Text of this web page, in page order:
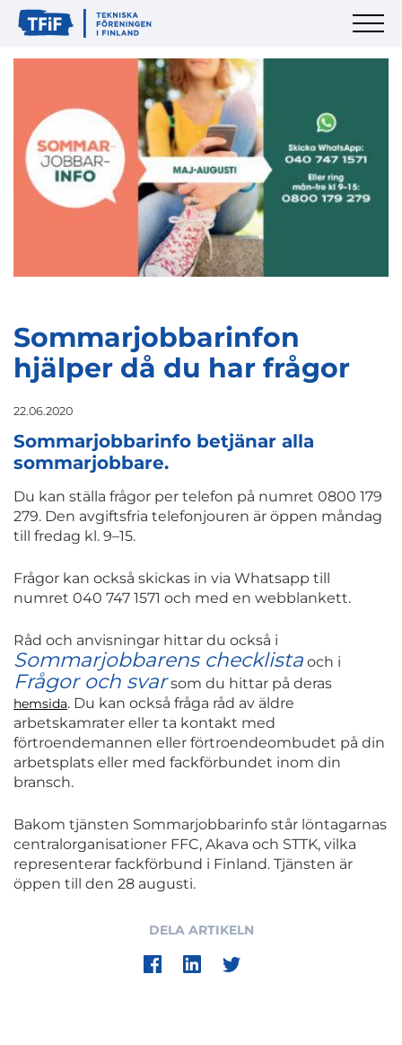
Sommarjobbarinfon
hjälper då du har frågor
22.06.2020
Sommarjobbarinfo betjänar alla
sommarjobbare.
Du kan ställa frågor per telefon på numret 0800 179
279. Den avgiftsfria telefonjouren är öppen måndag
till fredag kl. 9–15.
Frågor kan också skickas in via Whatsapp till
numret 040 747 1571 och med en webblankett.
Råd och anvisningar hittar du också i
Sommarjobbarens checklista och i
Frågor och svarsom du hittar på deras
hemsida. Du kan också fråga råd av äldre
arbetskamrater eller ta kontakt med
förtroendemannen eller förtroendeombudet på din
arbetsplats eller med fackförbundet inom din
bransch.
Bakom tjänsten Sommarjobbarinfo står löntagarnas
centralorganisationer FFC, Akava och STTK, vilka
representerar fackförbund i Finland. Tjänsten är
öppen till den 28 augusti.
DELA ARTIKELN